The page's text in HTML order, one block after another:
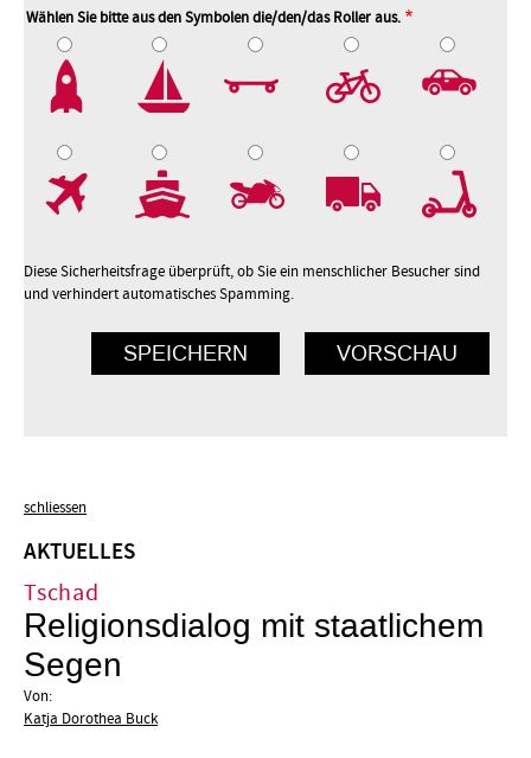
Wählen Sie bitte aus den Symbolen die/den/das Roller aus.
Diese Sicherheitsfrage überprüft, ob Sie ein menschlicher Besucher sind
und verhindert automatisches Spamming.
schliessen
AKTUELLES
Tschad
Religionsdialog mit staatlichem
Segen
Von:
Katja Dorothea Buck